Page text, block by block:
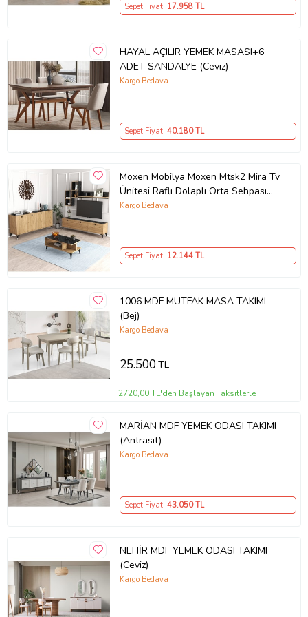
CN
Bakım Talimatları (Gıda Temas)
Mikrodalga fırında kullanıl
Sepet Fiyatı 17.958TL
HAYAL AÇILIR YEMEK MASASI+6
ADET SANDALYE (Ceviz)
Kargo Bedava
Sepet Fiyatı 40.180TL
Moxen Mobilya Moxen Mtsk2 Mira Tv
Ünitesi Raflı Dolaplı Orta Sehpası
Ve Konsol Takımı /yemek Odası
Kargo Bedava
Sepet Fiyatı 12.144TL
1006 MDF MUTFAK MASA TAKIMI
(Bej)
Kargo Bedava
25.500TL
2720,00 TL'den Başlayan Taksitlerle
MARİAN MDF YEMEK ODASI TAKIMI
(Antrasit)
Kargo Bedava
Sepet Fiyatı 43.050TL
NEHİR MDF YEMEK ODASI TAKIMI
(Ceviz)
Kargo Bedava